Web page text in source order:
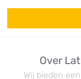
Over
Wij bieden